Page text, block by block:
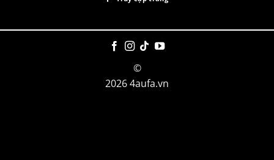
©
2026 4aufa.vn